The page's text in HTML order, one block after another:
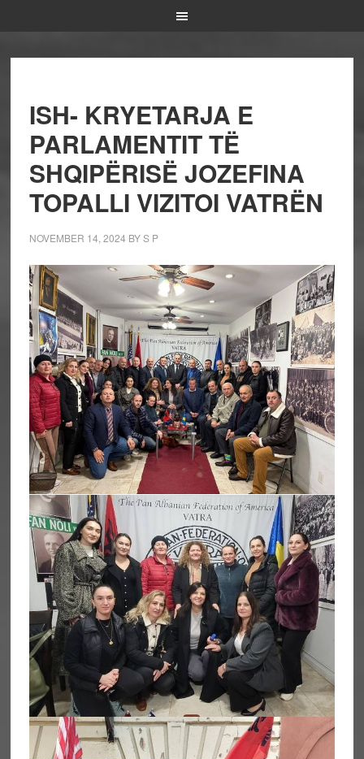
ISH- KRYETARJA E
PARLAMENTIT TË
SHQIPËRISË JOZEFINA
TOPALLI VIZITOI VATRËN
NOVEMBER 14, 2024 BYS P